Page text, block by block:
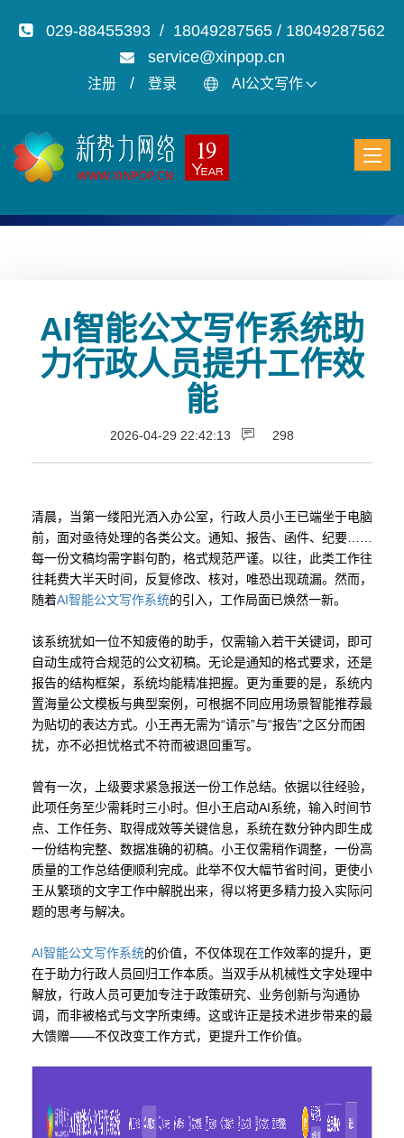
029-88455393 / 18049287565 / 18049287562
service@xinpop.cn
注册 / 登录 AI公文写作
AI智能公文写作系统助
力行政人员提升工作效
能
2026-04-29 22:42:13 298
清晨，当第一缕阳光洒入办公室，行政人员小王已端坐于电脑
前，面对亟待处理的各类公文。通知、报告、函件、纪要……
每一份文稿均需字斟句酌，格式规范严谨。以往，此类工作往
往耗费大半天时间，反复修改、核对，唯恐出现疏漏。然而，
随着AI智能公文写作系统的引入，工作局面已焕然一新。
该系统犹如一位不知疲倦的助手，仅需输入若干关键词，即可
自动生成符合规范的公文初稿。无论是通知的格式要求，还是
报告的结构框架，系统均能精准把握。更为重要的是，系统内
置海量公文模板与典型案例，可根据不同应用场景智能推荐最
为贴切的表达方式。小王再无需为“请示”与“报告”之区分而困
扰，亦不必担忧格式不符而被退回重写。
曾有一次，上级要求紧急报送一份工作总结。依据以往经验，
此项任务至少需耗时三小时。但小王启动AI系统，输入时间节
点、工作任务、取得成效等关键信息，系统在数分钟内即生成
一份结构完整、数据准确的初稿。小王仅需稍作调整，一份高
质量的工作总结便顺利完成。此举不仅大幅节省时间，更使小
王从繁琐的文字工作中解脱出来，得以将更多精力投入实际问
题的思考与解决。
AI智能公文写作系统的价值，不仅体现在工作效率的提升，更
在于助力行政人员回归工作本质。当双手从机械性文字处理中
解放，行政人员可更加专注于政策研究、业务创新与沟通协
调，而非被格式与文字所束缚。这或许正是技术进步带来的最
大馈赠——不仅改变工作方式，更提升工作价值。